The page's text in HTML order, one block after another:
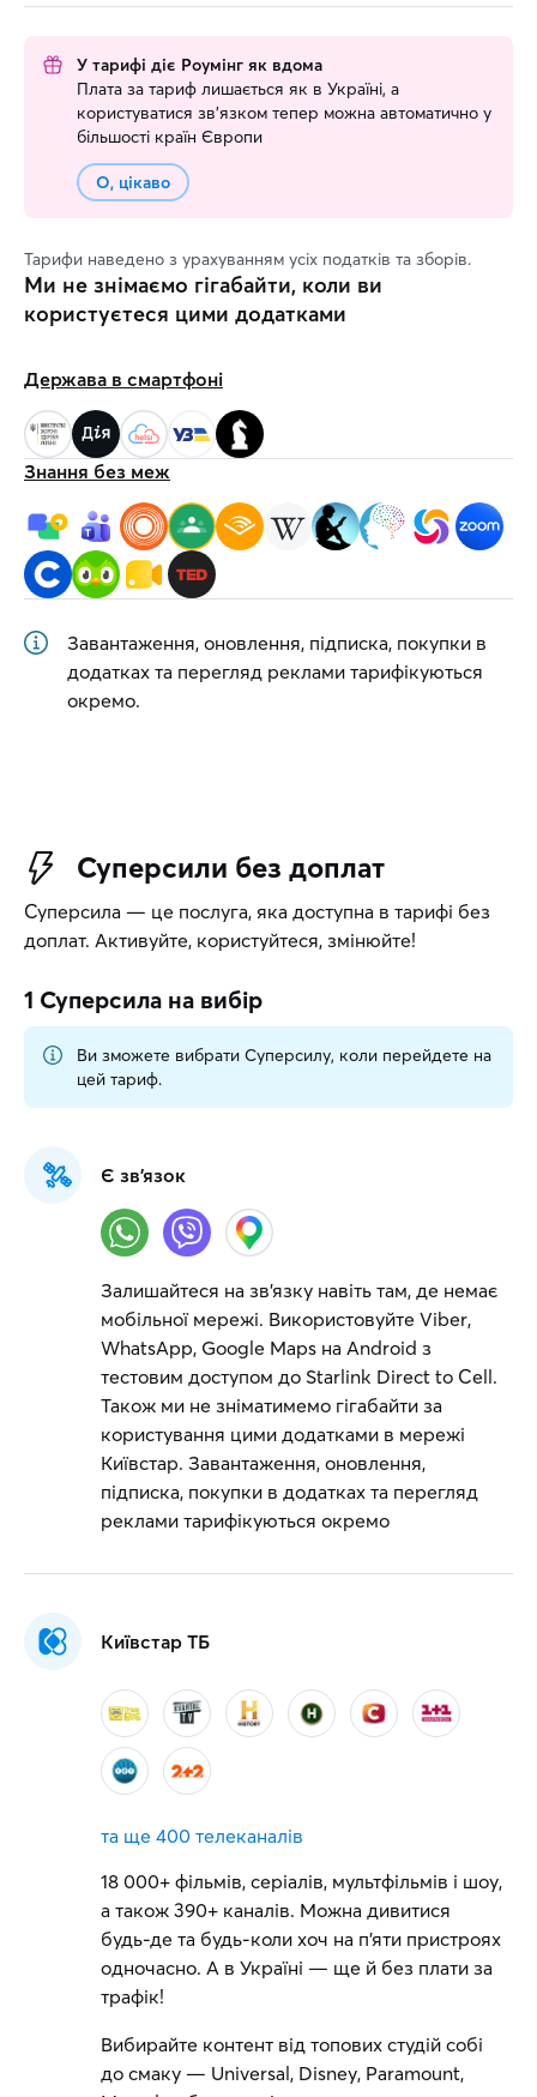
У тарифі діє Роумінг як вдома
Плата за тариф лишається як в Україні, а
користуватися зв’язком тепер можна автоматично у
більшості країн Європи
О, цікаво
Тарифи наведено з урахуванням усіх податків та зборів.
Ми не знімаємо гігабайти, коли ви
користуєтеся цими додатками
Держава в смартфоні
Знання без меж
Завантаження, оновлення, підписка, покупки в
додатках та перегляд реклами тарифікуються
окремо.
Суперсили без доплат
Суперсила — це послуга, яка доступна в тарифі без
доплат. Активуйте, користуйтеся, змінюйте!
1 Суперсила на вибір
Ви зможете вибрати Суперсилу, коли перейдете на
цей тариф.
Є зв'язок
Залишайтеся на зв’язку навіть там, де немає
мобільної мережі. Використовуйте Viber,
WhatsApp, Google Maps на Android з
тестовим доступом до Starlink Direct to Cell.
Також ми не зніматимемо гігабайти за
користування цими додатками в мережі
Київстар. Завантаження, оновлення,
підписка, покупки в додатках та перегляд
реклами тарифікуються окремо
Київстар ТБ
та ще
400 телеканалів
18 000+ фільмів, серіалів, мультфільмів і шоу,
а також 390+ каналів. Можна дивитися
будь-де та будь-коли хоч на п'яти пристроях
одночасно. А в Україні — ще й без плати за
трафік!
Вибирайте контент від топових студій собі
до смаку — Universal, Disney, Paramount,